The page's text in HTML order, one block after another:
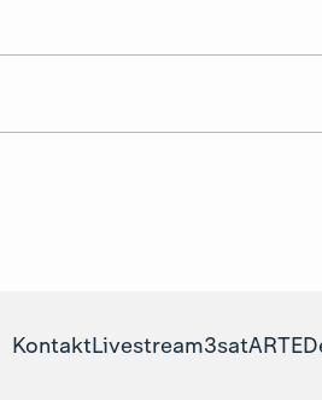
KontaktLivestream3satARTE